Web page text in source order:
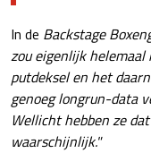
In de Backstage
zou eigenlijk helemaal
putdeksel en het
genoeg longrun-data
Wellicht hebben ze
waarschijnlijk."